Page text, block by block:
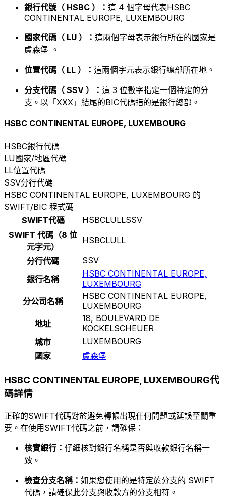
銀行代號（ HSBC ）： 這 4 個字母代表HSBC
CONTINENTAL EUROPE, LUXEMBOURG
國家代碼（ LU ）： 這兩個字母表示銀行所在的國家是
盧森堡 。
位置代碼（ LL ）： 這兩個字元表示銀行總部所在地。
分支代碼（ SSV ）： 這 3 位數字指定一個特定的分
支。以「XXX」結尾的BIC代碼指的是銀行總部。
HSBC CONTINENTAL EUROPE, LUXEMBOURG
HSBC銀行代碼
LU國家/地區代碼
LL位置代碼
SSV分行代碼
HSBC CONTINENTAL EUROPE, LUXEMBOURG 的
SWIFT/BIC 程式碼
SWIFT代碼
HSBCLULLSSV
SWIFT 代碼（8 位
元字元）
HSBCLULL
分行代碼
SSV
銀行名稱
HSBC CONTINENTAL EUROPE,
LUXEMBOURG
分公司名稱
HSBC CONTINENTAL EUROPE,
LUXEMBOURG
地址
18, BOULEVARD DE
KOCKELSCHEUER
城市
LUXEMBOURG
國家
盧森堡
HSBC CONTINENTAL EUROPE, LUXEMBOURG代
碼詳情
正確的SWIFT代碼對於避免轉帳出現任何問題或延誤至關重
要。在使用SWIFT代碼之前，請確保：
核實銀行： 仔細核對銀行名稱是否與收款銀行名稱一
致。
檢查分支名稱： 如果您使用的是特定於分支的 SWIFT
代碼，請確保此分支與收款方的分支相符。